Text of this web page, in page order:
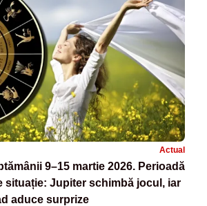
Actual
9–15 martie 2026. Perioadă
situație: Jupiter schimbă jocul, iar
aduce surprize